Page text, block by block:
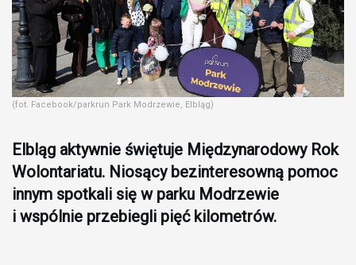
(fot. Facebook/parkrun Park Modrzewie, Elbląg)
Elbląg aktywnie świętuje Międzynarodowy Rok
Wolontariatu. Niosący bezinteresowną pomoc
innym spotkali się w parku Modrzewie
i wspólnie przebiegli pięć kilometrów.